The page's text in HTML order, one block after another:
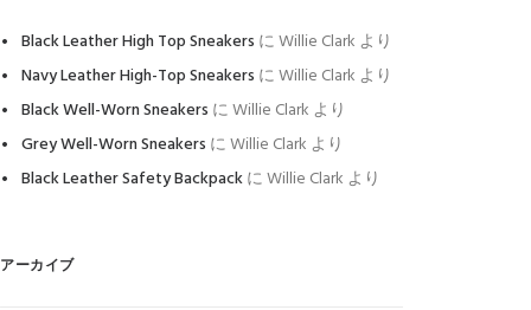
Black Leather High Top Sneakers にWillie Clark より
Navy Leather High-Top Sneakers にWillie Clark より
Black Well-Worn Sneakers にWillie Clark より
Grey Well-Worn Sneakers にWillie Clark より
Black Leather Safety BackpackにWillie Clark より
アーカイブ